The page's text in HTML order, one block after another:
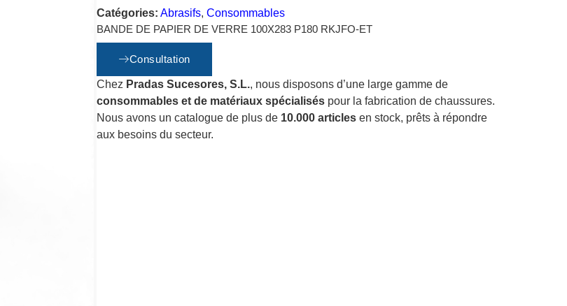
Catégories: Abrasifs, Consommables
BANDE DE PAPIER DE VERRE 100X283 P180 RKJFO-ET
Consultation
Chez Pradas Sucesores, S.L., nous disposons d’une large gamme de
consommables et de matériaux spécialisés pour la fabrication de chaussures.
Nous avons un catalogue de plus de 10.000 articles en stock, prêts à répondre
aux besoins du secteur.